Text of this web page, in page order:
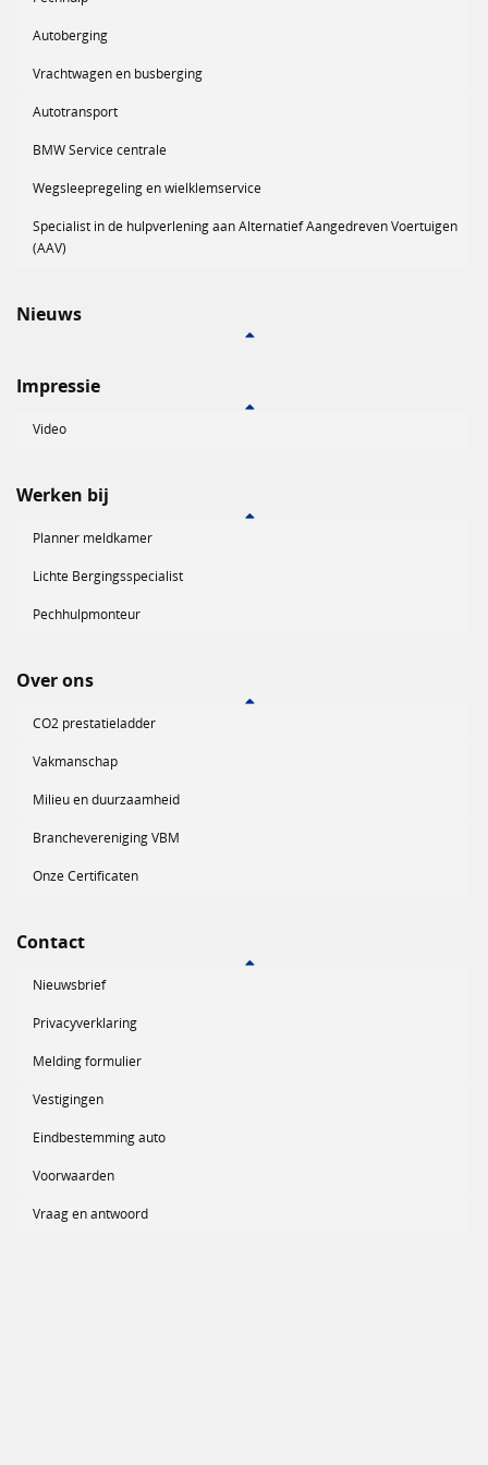
Autoberging
Vrachtwagen en busberging
Autotransport
BMW Service centrale
Wegsleepregeling en wielklemservice
Specialist in de hulpverlening aan Alternatief Aangedreven Voertuigen
(AAV)
Nieuws
Impressie
Video
Werken bij
Planner meldkamer
Lichte Bergingsspecialist
Pechhulpmonteur
Over ons
CO2 prestatieladder
Vakmanschap
Milieu en duurzaamheid
Branchevereniging VBM
Onze Certificaten
Contact
Nieuwsbrief
Privacyverklaring
Melding formulier
Vestigingen
Eindbestemming auto
Voorwaarden
Vraag en antwoord